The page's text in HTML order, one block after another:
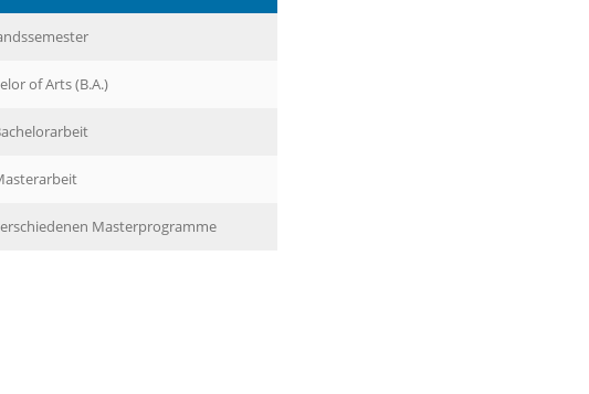
of Arts (B.A.)
Masterprogramme